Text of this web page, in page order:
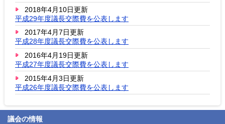
2018年4月10日更新
平成29年度議長交際費を公表します
2017年4月7日更新
平成28年度議長交際費を公表します
2016年4月19日更新
平成27年度議長交際費を公表します
2015年4月3日更新
平成26年度議長交際費を公表します
議会の情報